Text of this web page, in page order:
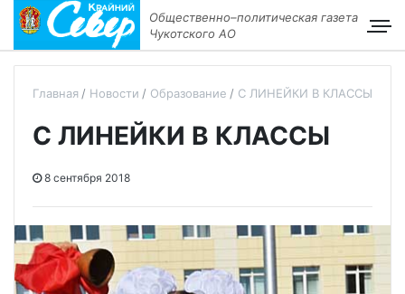
Общественно–политическая газета
Чукотского АО
Главная Новости Образование С ЛИНЕЙКИ В КЛАССЫ
С ЛИНЕЙКИ В КЛАССЫ
8 сентября 2018